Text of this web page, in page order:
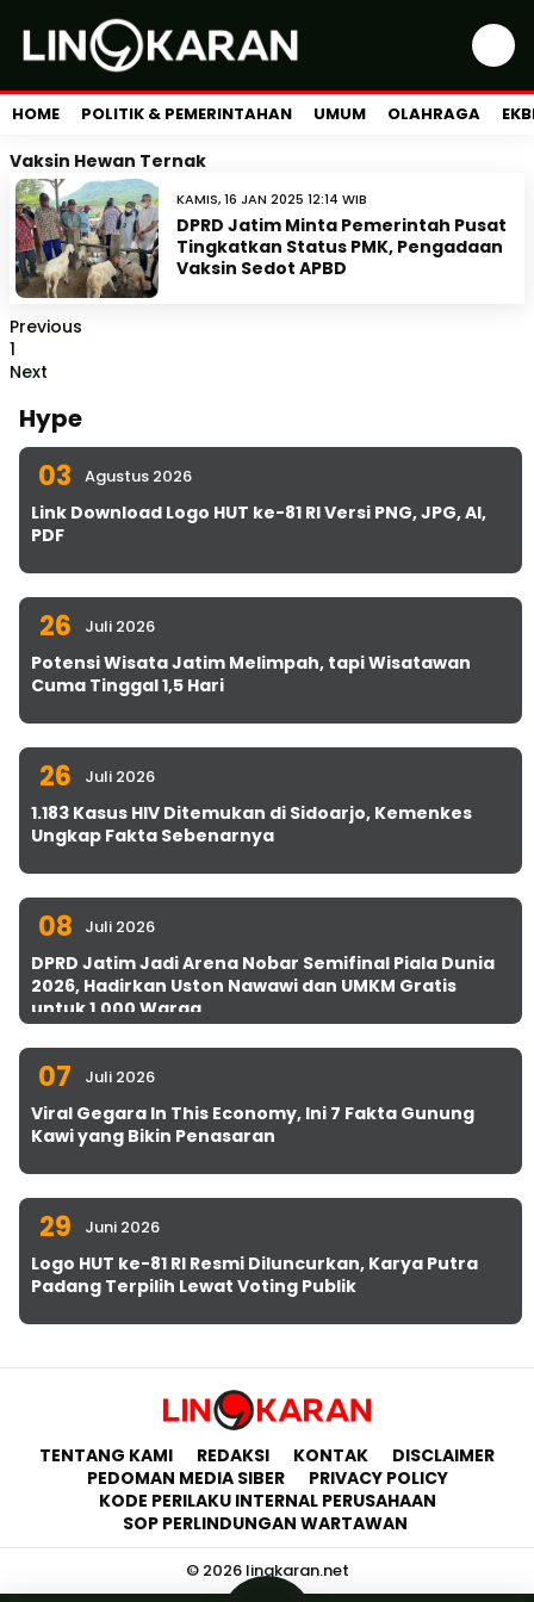
HOME POLITIK & PEMERINTAHAN UMUM OLAHRAGA
Vaksin Hewan Ternak
KAMIS, 16 JAN 2025 12:14 WIB
DPRD Jatim Minta Pemerintah Pusat
Tingkatkan Status PMK, Pengadaan
Vaksin Sedot APBD
Previous
1
Next
Hype
03 Agustus 2026
Link Download Logo HUT ke-81 RI Versi PNG, JPG, AI,
PDF
26 Juli 2026
Potensi Wisata Jatim Melimpah, tapi Wisatawan
Cuma Tinggal 1,5 Hari
26 Juli 2026
1.183 Kasus HIV Ditemukan di Sidoarjo, Kemenkes
Ungkap Fakta Sebenarnya
08 Juli 2026
DPRD Jatim Jadi Arena Nobar Semifinal Piala Dunia
2026, Hadirkan Uston Nawawi dan UMKM Gratis
untuk 1.000 Warga
07 Juli 2026
Viral Gegara In This Economy, Ini 7 Fakta Gunung
Kawi yang Bikin Penasaran
29 Juni 2026
Logo HUT ke-81 RI Resmi Diluncurkan, Karya Putra
Padang Terpilih Lewat Voting Publik
TENTANG KAMI REDAKSI KONTAK
DISCLAIMER
PEDOMAN MEDIA SIBER
PRIVACY POLICY
KODE PERILAKU INTERNAL PERUSAHAAN
SOP PERLINDUNGAN WARTAWAN
© 2026 lingkaran.net